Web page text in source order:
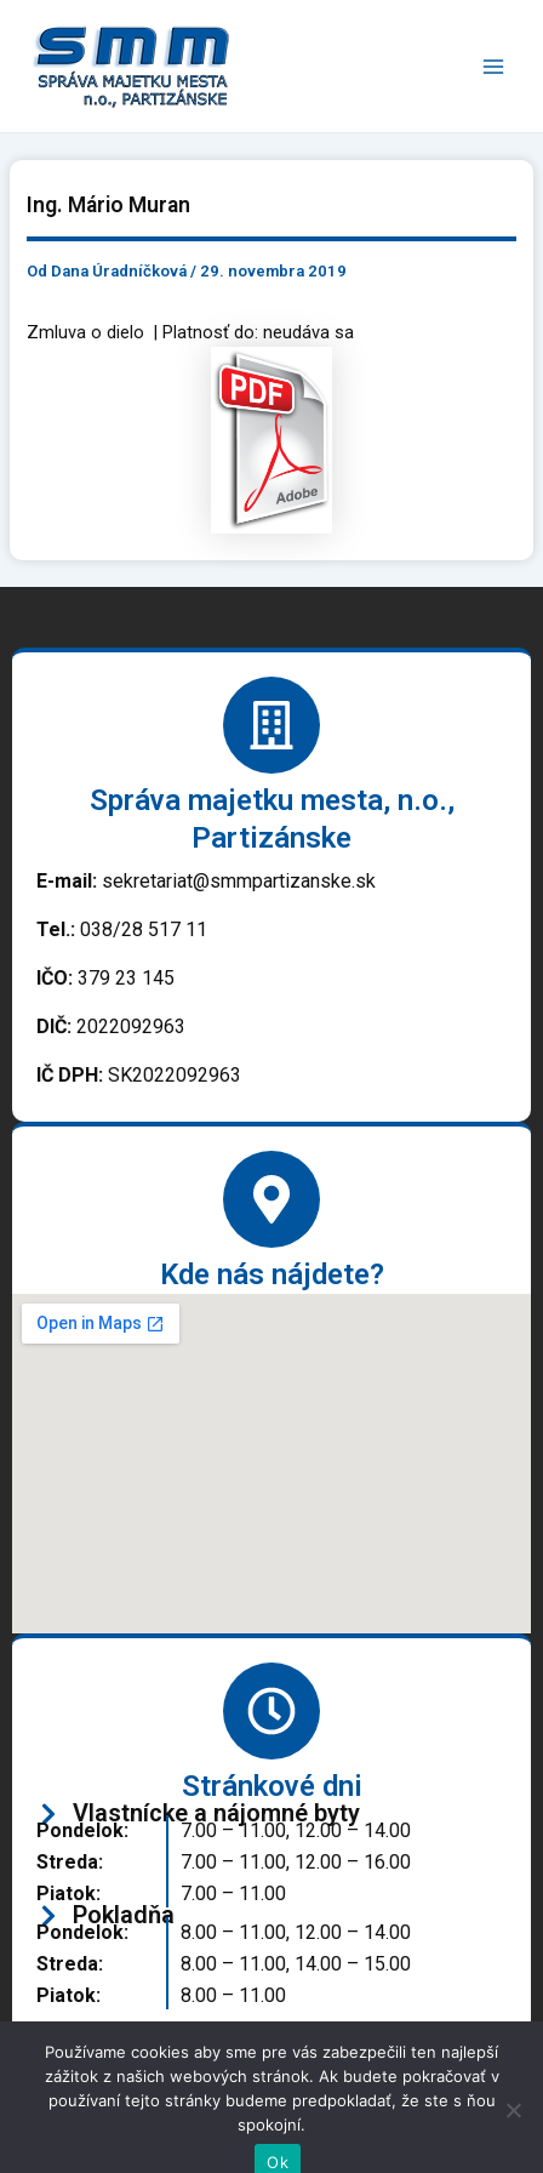
obsah
Ing. Mário Muran
Od Dana Úradníčková/ 29. novembra 2019
Zmluva o dielo | Platnosť do: neudáva sa
Správa majetku mesta, n.o.,
Partizánske
E-mail: sekretariat@smmpartizanske.sk
Tel.: 038/28 517 11
IČO: 379 23 145
DIČ: 2022092963
IČ DPH: SK2022092963
Kde nás nájdete?
Stránkové dni
Vlastnícke a nájomné byty
Pondelok:
Streda:
Piatok:
7.00 – 11.00, 12.00 – 14.00
7.00 – 11.00, 12.00 – 16.00
7.00 – 11.00
Pokladňa
Pondelok:
Streda:
Piatok:
8.00 – 11.00, 12.00 – 14.00
8.00 – 11.00, 14.00 – 15.00
8.00 – 11.00
Copyright © 2025 Správa majetku mesta, n.o.,
Partizánske
Používame cookies aby sme pre vás zabezpečili ten najlepší
zážitok z našich webových stránok. Ak budete pokračovať v
používaní tejto stránky budeme predpokladať, že ste s ňou
spokojní.
Ok